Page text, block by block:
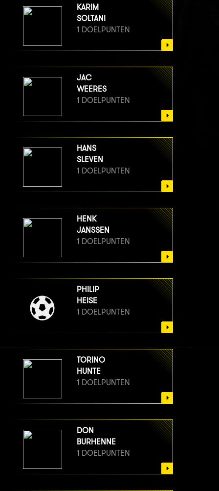
KARIM
SOLTANI
1 DOELPUNTEN
JAC
WEERES
1 DOELPUNTEN
HANS
SLEVEN
1 DOELPUNTEN
HENK
JANSSEN
1 DOELPUNTEN
PHILIP
HEISE
1 DOELPUNTEN
TORINO
HUNTE
1 DOELPUNTEN
DON
BURHENNE
1 DOELPUNTEN